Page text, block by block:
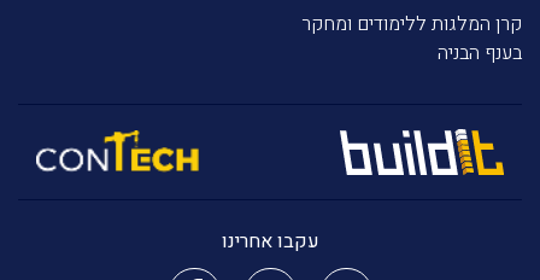
קרן המלגות ללימודים ומחקר
בענף הבניה
עקבו אחרינו